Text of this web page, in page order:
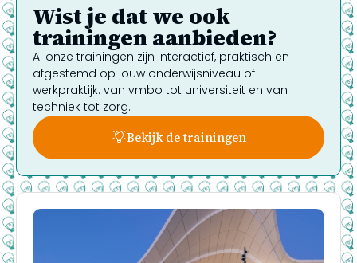
Wist je dat we ook
trainingen aanbieden?
Al onze trainingen zijn interactief, praktisch en
afgestemd op jouw onderwijsniveau of
werkpraktijk: van vmbo tot universiteit en van
techniek tot zorg.
Bekijk de trainingen